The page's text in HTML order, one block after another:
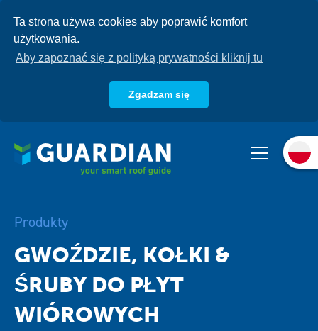
Ta strona używa cookies aby poprawić komfort
użytkowania.
Aby zapoznać się z polityką prywatności kliknij tu
Zgadzam się
treści
Produkty
Systemy
Baza wiedzy
Produkty